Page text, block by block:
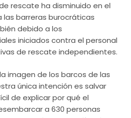
rescate ha disminuido en el
barreras burocráticas
debido a los
iniciados contra el personal
de rescate independientes.
imagen de los barcos de las
única intención es salvar
de explicar por qué el
a 630 personas